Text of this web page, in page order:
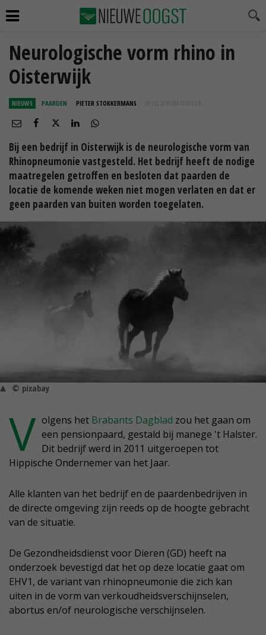
Neurologische vorm rhino in
Oisterwijk
NIEUWS PAARDEN PIETER STOKKERMANS 05 JUL 2018 OM 09:01
Bij een bedrijf in Oisterwijk is de neurologische vorm van
Rhinopneumonie vastgesteld. Het bedrijf heeft de nodige
maatregelen getroffen en besloten dat paarden de
locatie de komende weken niet mogen verlaten en dat er
geen paarden van buiten worden toegelaten.
© pixabay
V olgens het Brabants Dagblad zou het gaan om
een pensionpaard, gestald bij manege 't Halster.
Dit bedrijf werd in 2011 uitgeroepen tot
Hippische Ondernemer van het Jaar.
Alle klanten van het bedrijf en de paardenbedrijven in
de directe omgeving zijn reeds op de hoogte gebracht
van de situatie.
De Gezondheidsdienst voor Dieren (GD) heeft na
onderzoek bevestigd dat het op deze locatie gaat om
EHV1, de variant van rhinopneumonie die zich kan
uiten in de vorm van verkoudheidsverschijnselen,
abortus en/of neurologische verschijnselen.